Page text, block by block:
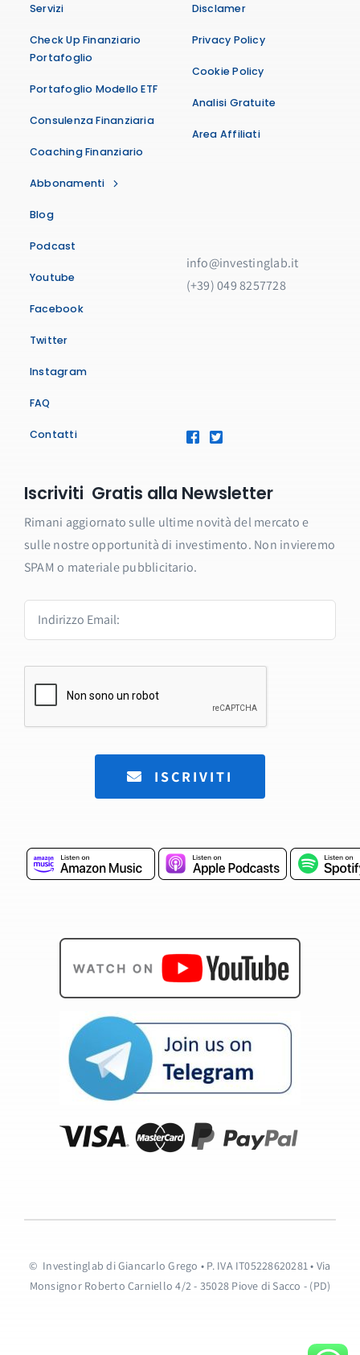
Servizi
Check Up Finanziario
Portafoglio
Portafoglio Modello ETF
Consulenza Finanziaria
Coaching Finanziario
Abbonamenti
Blog
Podcast
Youtube
Facebook
Twitter
Instagram
FAQ
Contatti
Disclamer
Privacy Policy
Cookie Policy
Analisi Gratuite
Area Affiliati
info@investinglab.it
(+39) 049 8257728
Iscriviti Gratis alla Newsletter
Rimani aggiornato sulle ultime novità del mercato e
sulle nostre opportunità di investimento. Non invieremo
SPAM o materiale pubblicitario.
ISCRIVITI
© Investinglab di Giancarlo Grego • P. IVA IT05228620281 • Via
Monsignor Roberto Carniello 4/2 - 35028 Piove di Sacco - (PD)